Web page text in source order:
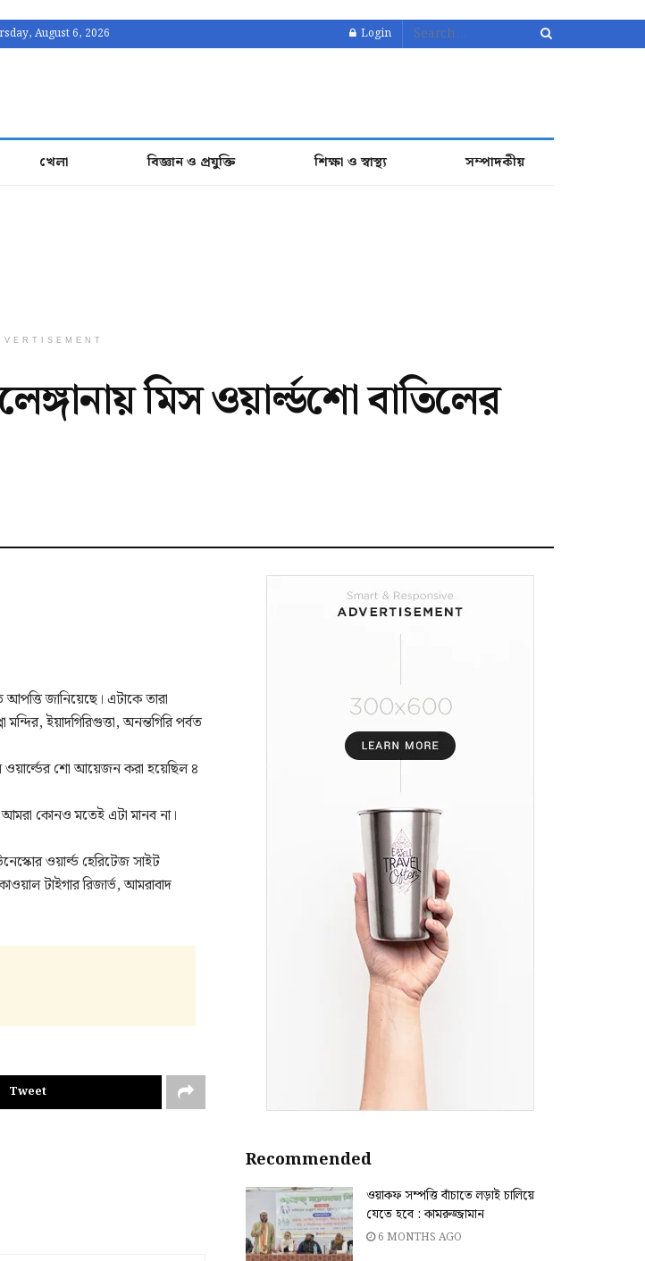
August 6, 2026 Login
খেলা বিজ্ঞান ও প্রযুক্তি শিক্ষা ও স্বাস্থ্য সম্পাদকীয়
মিস ওয়ার্ল্ডশো বাতিলের
আপত্তি জানিয়েছে। এটাকে তারা
ইয়াদগিরিগুত্তা, অনন্তগিরি পর্বত
শো আয়েজন করা হয়েছিল ৪
আমরা কোনও মতেই এটা মানব না।
ওয়ার্ল্ড হেরিটেজ সাইট
টাইগার রিজার্ভ, আমরাবাদ
Tweet
Recommended
ওয়াকফ সম্পত্তি বাঁচাতে লড়াই চালিয়ে
যেতে হবে : কামরুজ্জামান
6 MONTHS AGO